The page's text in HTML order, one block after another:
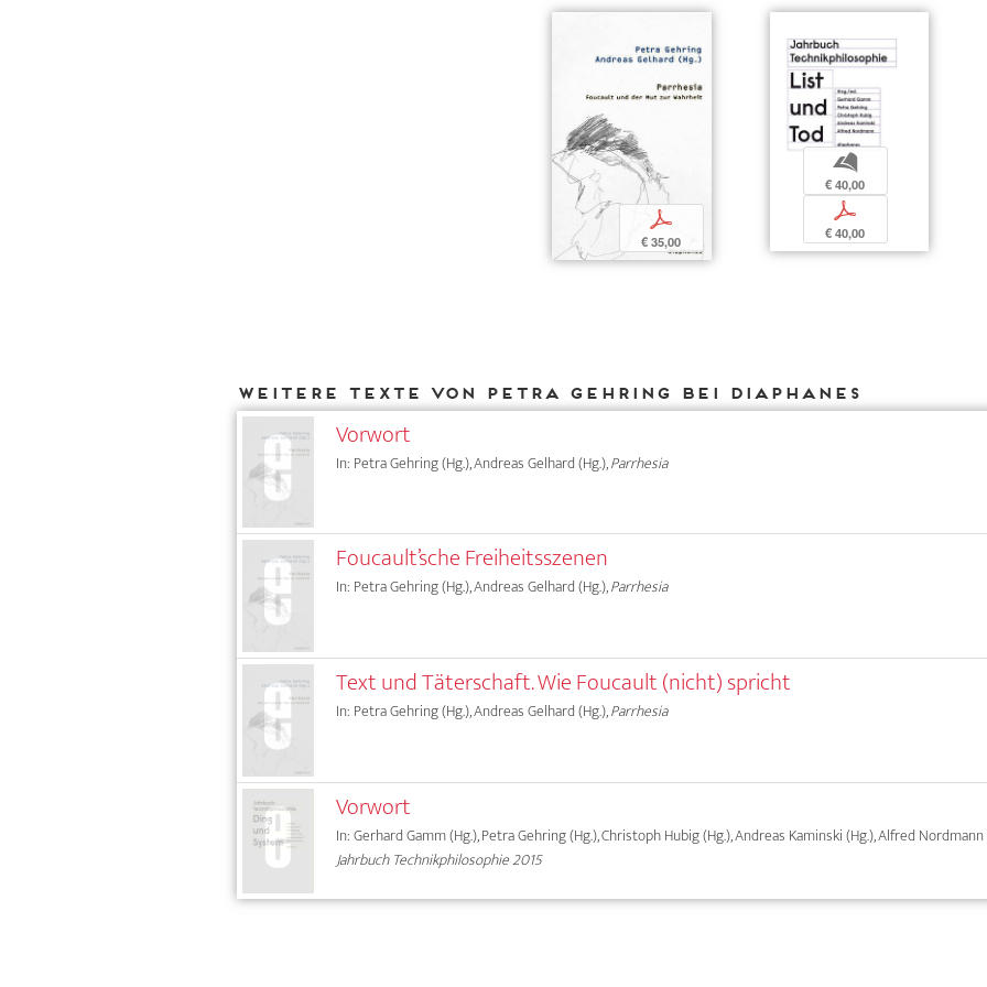
p
€ 35,00
b
€ 40,00
p
€ 40,00
Weitere Texte von Petra Gehring bei DIAPHANES
Vorwort
In: Petra Gehring (Hg.), Andreas Gelhard (Hg.),Parrhesia
Foucault’sche Freiheitsszenen
In: Petra Gehring (Hg.), Andreas Gelhard (Hg.),Parrhesia
Text und Täterschaft. Wie Foucault (nicht) spricht
In: Petra Gehring (Hg.), Andreas Gelhard (Hg.),Parrhesia
Vorwort
In: Gerhard Gamm (Hg.), Petra Gehring (Hg.), Christoph Hubig (Hg.), Andreas Kaminski (Hg.), Alfred Nordmann
Jahrbuch Technikphilosophie 2015